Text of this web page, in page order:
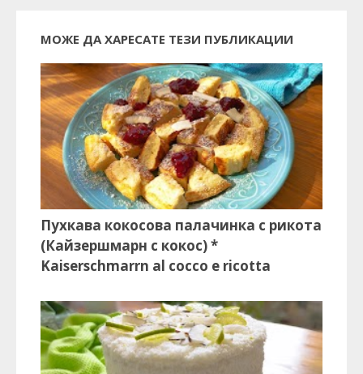
МОЖЕ ДА ХАРЕСАТЕ ТЕЗИ ПУБЛИКАЦИИ
Пухкава кокосова палачинка с рикота
(Кайзершмарн с кокос) *
Kaiserschmarrn al cocco e ricotta